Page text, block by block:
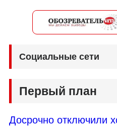
Социальные сети
Первый план
Досрочно отключили